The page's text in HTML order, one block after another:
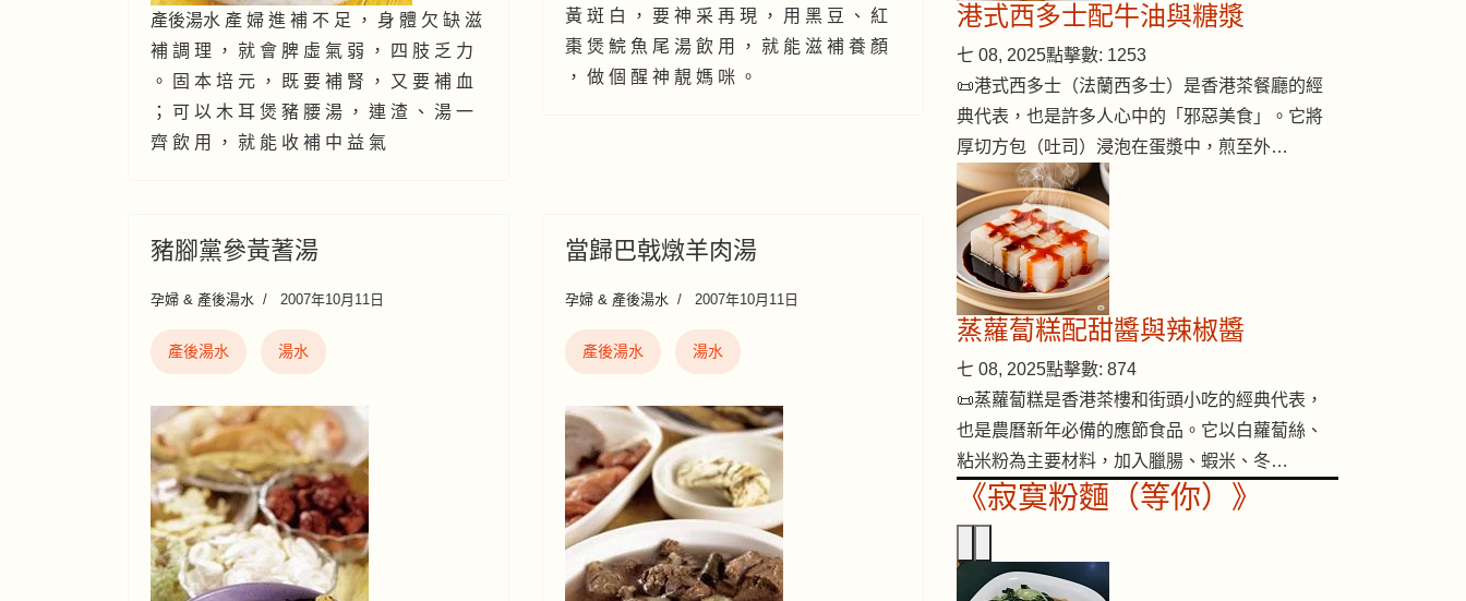
產後湯水 產 婦 進 補 不 足 ， 身 體 欠 缺 滋
補 調 理 ， 就 會 脾 虛 氣 弱 ， 四 肢 乏 力
。 固 本 培 元 ， 既 要 補 腎 ， 又 要 補 血
； 可 以 木 耳 煲 豬 腰 湯 ， 連 渣 、 湯 一
齊 飲 用 ， 就 能 收 補 中 益 氣
黃 斑 白 ， 要 神 采 再 現 ， 用 黑 豆 、 紅
棗 煲 鯇 魚 尾 湯 飲 用 ， 就 能 滋 補 養 顏
， 做 個 醒 神 靚 媽 咪 。
豬腳黨參黃蓍湯
孕婦 & 產後湯水 2007年10月11日
產後湯水 湯水
當歸巴戟燉羊肉湯
孕婦 & 產後湯水 2007年10月11日
產後湯水 湯水
港式西多士配牛油與糖漿
七 08, 2025點擊數: 1253
📜港式西多士（法蘭西多士）是香港茶餐廳的經
典代表，也是許多人心中的「邪惡美食」。它將
厚切方包（吐司）浸泡在蛋漿中，煎至外…
蒸蘿蔔糕配甜醬與辣椒醬
七 08, 2025點擊數: 874
📜蒸蘿蔔糕是香港茶樓和街頭小吃的經典代表，
也是農曆新年必備的應節食品。它以白蘿蔔絲、
粘米粉為主要材料，加入臘腸、蝦米、冬…
《寂寞粉麵（等你）》